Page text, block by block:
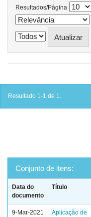
Resultados/Página
Resultado 1-1 de 1.
Conjunto de itens:
Data do
documento
Título
9-Mar-2021
Aplicação de